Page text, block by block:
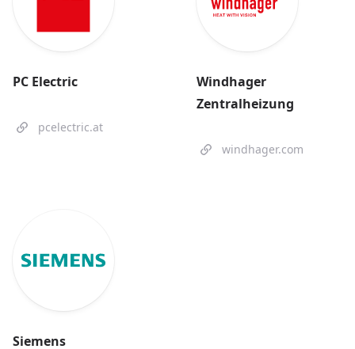
PC Electric
pcelectric.at
Windhager
Zentralheizung
windhager.com
Siemens